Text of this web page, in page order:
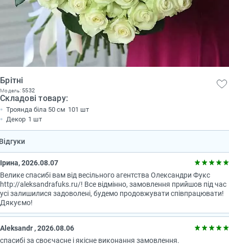
Брітні
Модель: 5532
Складові товару:
Троянда біла 50 см 101 шт
Декор 1 шт
Ірина, 2026.08.07
Велике спасибі вам від весільного агентства Олександри Фукс
http://aleksandrafuks.ru/! Все відмінно, замовлення прийшов під час
усі залишилися задоволені, будемо продовжувати співпрацювати!
Дякуємо!
Aleksandr , 2026.08.06
спасибі за своєчасне і якісне виконання замовлення.